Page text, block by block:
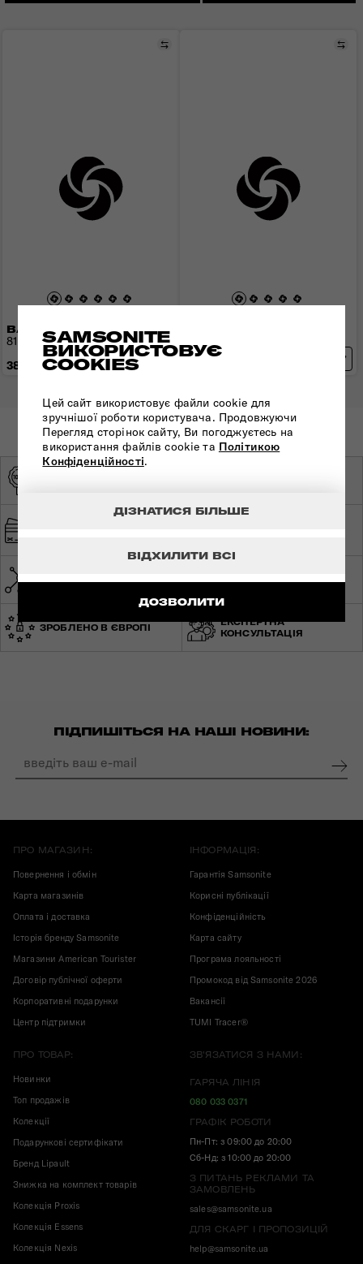
SAMSONITE
ВИКОРИСТОВУЄ
COOKIES
Цей сайт використовує файли cookie для
зручнішої роботи користувача. Продовжуючи
Перегляд сторінок сайту, Ви погоджуєтесь на
використання файлів cookie та Політикою
Конфіденційності.
ДОЗВОЛИТИ
ВІДХИЛИТИ ВСІ
ДІЗНАТИСЯ БІЛЬШЕ
ВАЛІЗА 81 СМ C-LITE
Порівняти
81x55x34 см | 3 кг | 123 л
38 090 грн
УКРАЇНІ
СВІТОВА ГАРАНТІЯ
ЗРОБЛЕНО В ЄВРОПІ
ЕКСПЕРТНА
КОНСУЛЬТАЦІЯ
ПІДПИШІТЬСЯ НА НАШІ НОВИНИ:
ПРО МАГАЗИН:
Повернення і обмін
Карта магазинів
Оплата і доставка
Історія бренду Samsonite
Магазини American Tourister
Договір публічної оферти
Корпоративні подарунки
Центр підтримки
ІНФОРМАЦІЯ:
Гарантія Samsonite
Корисні публікації
Конфіденційність
Карта сайту
Програма лояльності
Промокод від Samsonite 2026
Вакансії
TUMI Tracer®
ПРО ТОВАР:
Новинки
Топ продажів
Колекції
Подарункові сертифікати
Бренд Lipault
Знижка на комплект товарів
Колекція Proxis
Колекція Essens
Колекція Nexis
ЗВ'ЯЗАТИСЯ З НАМИ:
ГАРЯЧА ЛІНІЯ
080 033 0371
ГРАФІК РОБОТИ
Пн-Пт: з 09:00 до 20:00
Сб-Нд: з 10:00 до 20:00
З ПИТАНЬ РЕКЛАМИ ТА
ЗАМОВЛЕНЬ
sales@samsonite.ua
ДЛЯ СКАРГ І ПРОПОЗИЦІЙ
help@samsonite.ua